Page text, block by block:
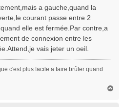
a gauche,quand la
courant passe entre 2
elle est fermée.Par contre,a
de connexion entre les
vais jeter un oeil.
c'est plus facile a faire brûler quand